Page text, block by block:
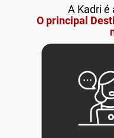
A Kadri é
O principal